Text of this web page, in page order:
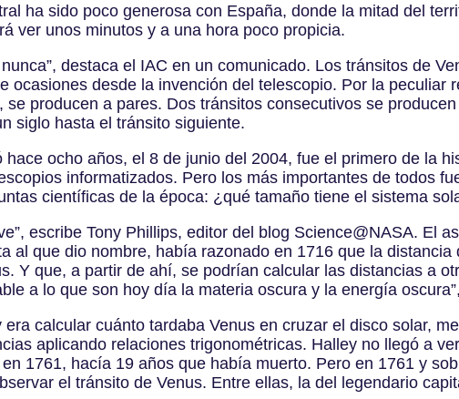
ha sido poco generosa con España, donde la mitad del
ver unos minutos y a una hora poco propicia.
destaca el IAC en un comunicado. Los tránsitos de
ocasiones desde la invención del telescopio. Por la peculiar
se producen a pares. Dos tránsitos consecutivos se
siglo hasta el tránsito siguiente.
hace ocho años, el 8 de junio del 2004, fue el primero de la
informatizados. Pero los más importantes de todos
científicas de la época: ¿qué tamaño tiene el sistema
escribe Tony Phillips, editor del blog Science@NASA. El
al que dio nombre, había razonado en 1716 que la
Y que, a partir de ahí, se podrían calcular las distancias a
a lo que son hoy día la materia oscura y la energía
era calcular cuánto tardaba Venus en cruzar el disco solar,
aplicando relaciones trigonométricas. Halley no llegó a
1761, hacía 19 años que había muerto. Pero en 1761 y
el tránsito de Venus. Entre ellas, la del legendario